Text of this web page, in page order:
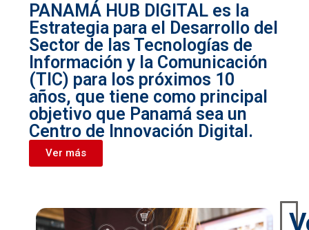
PANAMÁ HUB DIGITAL es la
Estrategia para el Desarrollo del
Sector de las Tecnologías de
Información y la Comunicación
(TIC) para los próximos 10
años, que tiene como principal
objetivo que Panamá sea un
Centro de Innovación Digital.
Ver más